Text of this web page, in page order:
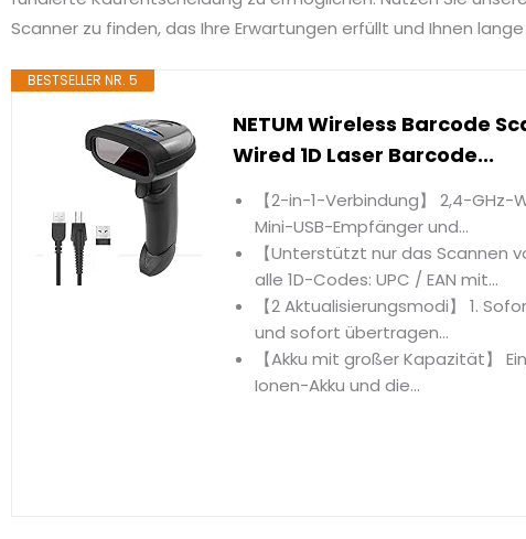
Scanner zu finden, das Ihre Erwartungen erfüllt und Ihnen
BESTSELLER NR. 5
NETUM Wireless Barcode
Wired 1D Laser Barcode...
【2-in-1-Verbindung】 2,4-
Mini-USB-Empfänger und...
【Unterstützt nur das Scannen
alle 1D-Codes: UPC / EAN mit...
【2 Aktualisierungsmodi】 1.
und sofort übertragen...
【Akku mit großer Kapazität】
Ionen-Akku und die...